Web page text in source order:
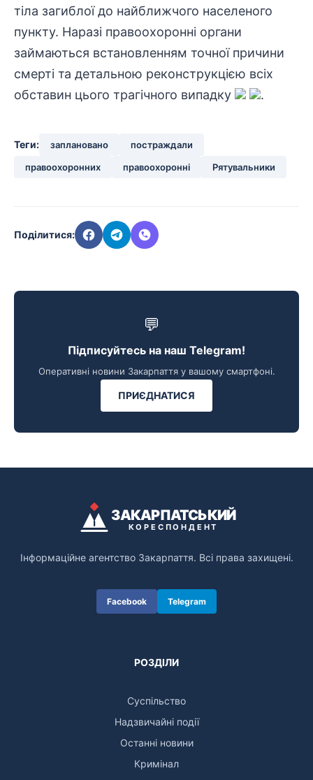
тіла загиблої до найближчого населеного
пункту. Наразі правоохоронні органи
займаються встановленням точної причини
смерті та детальною реконструкцією всіх
обставин цього трагічного випадку
.
Теги: заплановано
постраждали
правоохоронних
правоохоронні Рятувальники
Поділитися:
💬
Підписуйтесь на наш Telegram!
Оперативні новини Закарпаття у вашому смартфоні.
ПРИЄДНАТИСЯ
ЗАКАРПАТСЬКИЙ
КОРЕСПОНДЕНТ
Інформаційне агентство Закарпаття. Всі права захищені.
Facebook Telegram
РОЗДІЛИ
Суспільство
Надзвичайні події
Останні новини
Кримінал